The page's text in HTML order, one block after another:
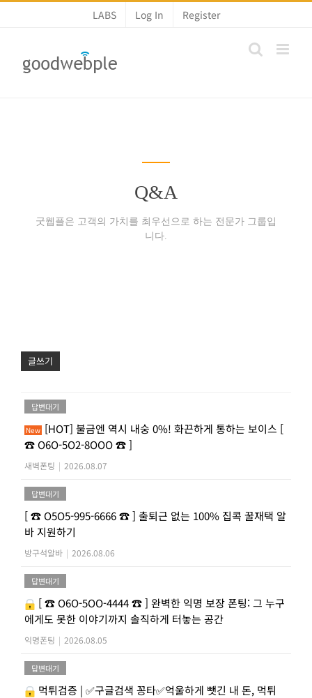
콘
LABS Log In Register
Q&A
굿웹플은 고객의 가치를 최우선으로 하는 전문가 그룹입
니다.
글쓰기
답변대기
New [HOT] 불금엔 역시 내숭 0%! 화끈하게 통하는 보이스 [
☎ O6O-5O2-8OOO ☎ ]
새벽폰팅 | 2026.08.07
답변대기
[ ☎ O5O5-995-6666 ☎ ] 출퇴근 없는 100% 집콕 꿀재택 알
바 지원하기
방구석알바 | 2026.08.06
답변대기
[ ☎ O6O-5OO-4444 ☎ ] 완벽한 익명 보장 폰팅: 그 누구
에게도 못한 이야기까지 솔직하게 터놓는 공간
익명폰팅 | 2026.08.05
답변대기
먹튀검증 | ✅구글검색 꽁타✅억울하게 뺏긴 내 돈, 먹튀